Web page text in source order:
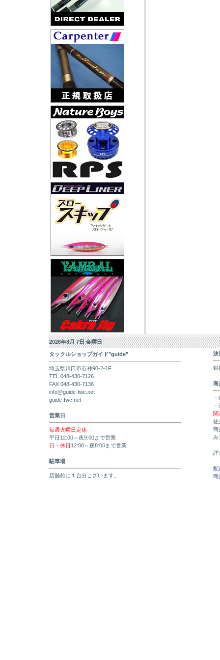
2026年8月 7日 金曜日
タックルショップガイド"guide"
埼玉県川口市石神90-2-1F
TEL 048-430-7126
FAX 048-430-7136
info@guide-fwc.net
guide-fwc.net
営業日
毎週火曜日定休
平日12:00～夜9:00まで営業
日・休日 12:00～夜8:00まで営業
駐車場
店舗前に１台分ございます。
決
銀
商
関
佐
商
み
詳
配
商